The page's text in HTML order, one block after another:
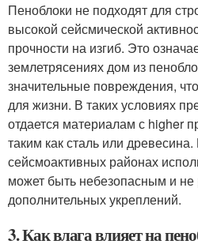
Пеноблоки не подходят для
высокой сейсмической
прочности на изгиб. Это
землетрясениях дом из
значительные повреждения,
для жизни. В таких условиях
отдается материалам с higher
таким как сталь или
сейсмоактивных районах
может быть небезопасным и не
дополнительных укреплений.
3. Как влага влияет на